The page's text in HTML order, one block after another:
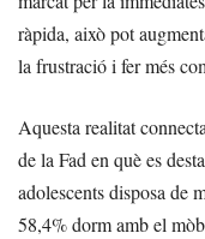
ràpida, això pot
la frustració i fer més
Aquesta realitat
de la Fad en què es
adolescents disposa de
58,4% dorm amb el